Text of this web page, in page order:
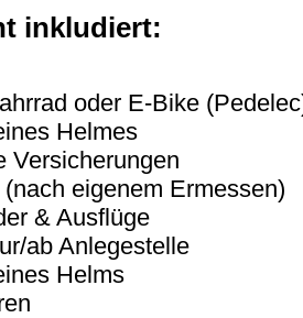
inkludiert:
oder E-Bike
Helmes
Versicherungen
eigenem Ermessen)
& Ausflüge
ab Anlegestelle
Helms